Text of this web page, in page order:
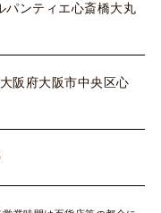
パンティエ心斎橋大丸
阪府大阪市中央区心